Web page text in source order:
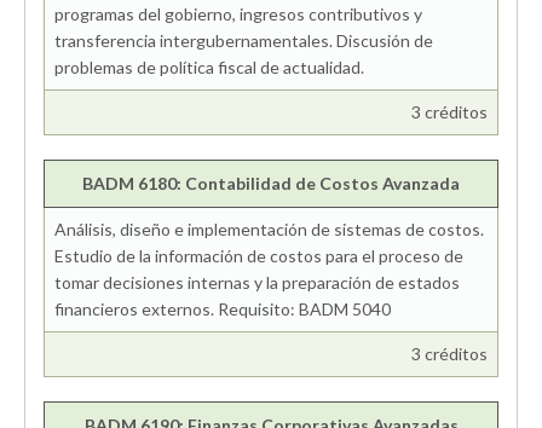
programas del gobierno, ingresos contributivos y
transferencia intergubernamentales. Discusión de
problemas de política fiscal de actualidad.
3 créditos
BADM 6180: Contabilidad de Costos Avanzada
Análisis, diseño e implementación de sistemas de costos.
Estudio de la información de costos para el proceso de
tomar decisiones internas y la preparación de estados
financieros externos. Requisito: BADM 5040
3 créditos